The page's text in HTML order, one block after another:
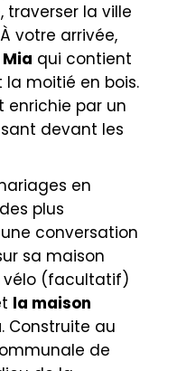
traverser la ville
votre arrivée,
qui contient
moitié en bois.
enrichie par un
devant les
en
plus
conversation
sa maison
vélo (facultatif)
la maison
. Construite au
de